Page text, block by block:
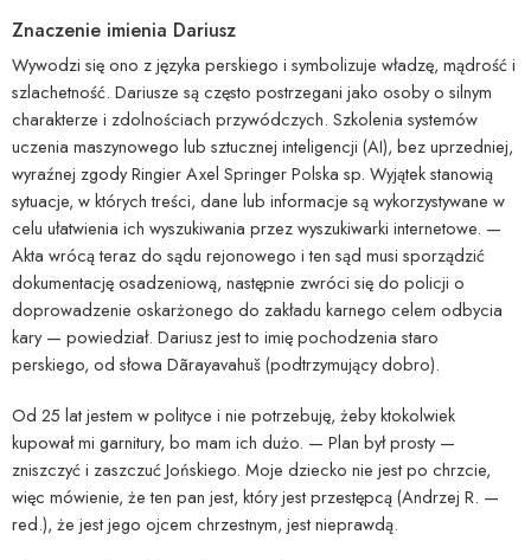
Znaczenie imienia Dariusz
Wywodzi się ono z języka perskiego i symbolizuje władzę, mądrość i
szlachetność. Dariusze są często postrzegani jako osoby o silnym
charakterze i zdolnościach przywódczych. Szkolenia systemów
uczenia maszynowego lub sztucznej inteligencji (AI), bez uprzedniej,
wyraźnej zgody Ringier Axel Springer Polska sp. Wyjątek stanowią
sytuacje, w których treści, dane lub informacje są wykorzystywane w
celu ułatwienia ich wyszukiwania przez wyszukiwarki internetowe. —
Akta wrócą teraz do sądu rejonowego i ten sąd musi sporządzić
dokumentację osadzeniową, następnie zwróci się do policji o
doprowadzenie oskarżonego do zakładu karnego celem odbycia
kary — powiedział. Dariusz jest to imię pochodzenia staro
perskiego, od słowa Dãrayavahuš (podtrzymujący dobro).
Od 25 lat jestem w polityce i nie potrzebuję, żeby ktokolwiek
kupował mi garnitury, bo mam ich dużo. — Plan był prosty —
zniszczyć i zaszczuć Jońskiego. Moje dziecko nie jest po chrzcie,
więc mówienie, że ten pan jest, który jest przestępcą (Andrzej R. —
red.), że jest jego ojcem chrzestnym, jest nieprawdą.